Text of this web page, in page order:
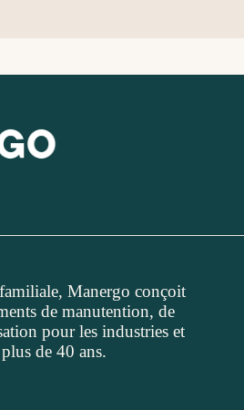
Manergo conçoit
de manutention, de
pour les industries et
de 40 ans.